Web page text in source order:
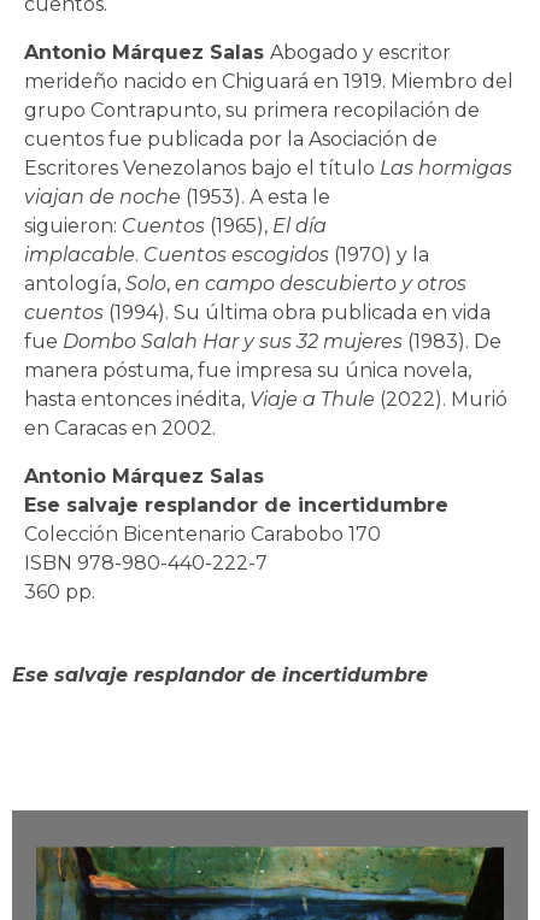
cuentos.
Antonio Márquez Salas Abogado y escritor
merideño nacido en Chiguará en 1919. Miembro del
grupo Contrapunto, su primera recopilación de
cuentos fue publicada por la Asociación de
Escritores Venezolanos bajo el título Las hormigas
viajan de noche (1953). A esta le
siguieron: Cuentos (1965), El día
implacable. Cuentos escogidos (1970) y la
antología, Solo, en campo descubierto y otros
cuentos (1994). Su última obra publicada en vida
fue Dombo Salah Har y sus 32 mujeres (1983). De
manera póstuma, fue impresa su única novela,
hasta entonces inédita, Viaje a Thule (2022). Murió
en Caracas en 2002.
Antonio Márquez Salas
Ese salvaje resplandor de incertidumbre
Colección Bicentenario Carabobo 170
ISBN 978-980-440-222-7
360 pp.
Ese salvaje resplandor de incertidumbre